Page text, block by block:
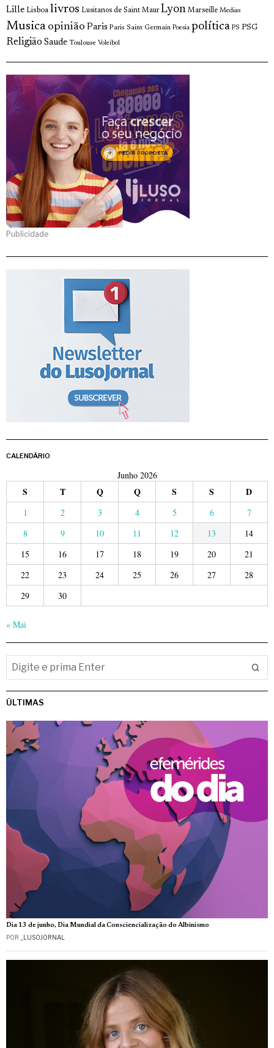
Lille Lisboa livros Lusitanos de Saint Maur Lyon Marseille Medias
Musica opinião Paris Paris Saint Germain Poesia política PS PSG
Religião Saude Toulouse Voleibol
Publicidade
CALENDÁRIO
Junho 2026
S T Q Q S S D
1 2 3 4 5 6
7
8
9 10 11 12 13
14
15
16 17 18 19 20
21
22
23 24 25 26 27
28
29
30
« Mai
ÚLTIMAS
Dia 13 de junho, Dia Mundial da Consciencialização do Albinismo
POR _LUSOJORNAL